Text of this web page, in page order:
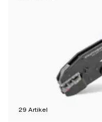
29 Artikel